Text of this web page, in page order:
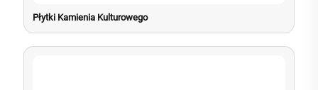
Płytki Kamienia Kulturowego